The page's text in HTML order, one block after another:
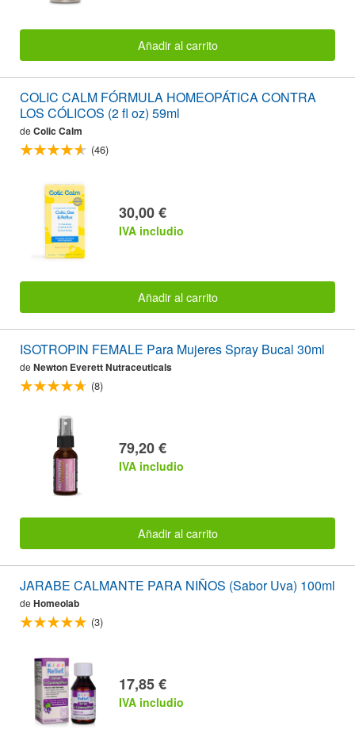
Añadir al carrito
COLIC CALM FÓRMULA HOMEOPÁTICA CONTRA
LOS CÓLICOS (2 fl oz) 59ml
de Colic Calm
(46)
30,00 €
IVA includio
Añadir al carrito
ISOTROPIN FEMALE Para Mujeres Spray Bucal 30ml
de Newton Everett Nutraceuticals
(8)
79,20 €
IVA includio
Añadir al carrito
JARABE CALMANTE PARA NIÑOS (Sabor Uva) 100ml
de Homeolab
(3)
17,85 €
IVA includio